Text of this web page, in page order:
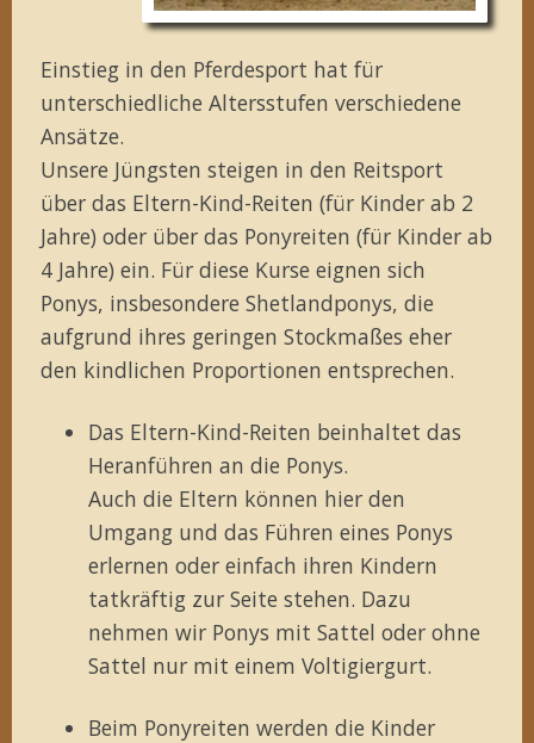
Einstieg in den Pferdesport hat für
unterschiedliche Altersstufen verschiedene
Ansätze.
Unsere Jüngsten steigen in den Reitsport
über das Eltern-Kind-Reiten (für Kinder ab 2
Jahre) oder über das Ponyreiten (für Kinder ab
4 Jahre) ein. Für diese Kurse eignen sich
Ponys, insbesondere Shetlandponys, die
aufgrund ihres geringen Stockmaßes eher
den kindlichen Proportionen entsprechen.
Das Eltern-Kind-Reiten beinhaltet das
Heranführen an die Ponys.
Auch die Eltern können hier den
Umgang und das Führen eines Ponys
erlernen oder einfach ihren Kindern
tatkräftig zur Seite stehen. Dazu
nehmen wir Ponys mit Sattel oder ohne
Sattel nur mit einem Voltigiergurt.
Beim Ponyreiten werden die Kinder